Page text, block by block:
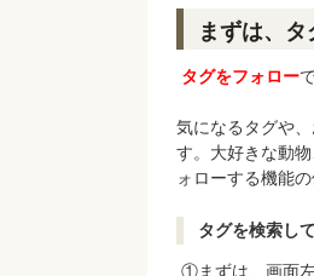
まずは、
タグをフォロー
気になるタグや
す。大好きな動
ォローする機能
タグを検索し
①まずは、画面